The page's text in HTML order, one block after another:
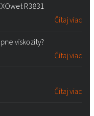
R3831
Čítaj viac
viskozity?
Čítaj viac
Čítaj viac